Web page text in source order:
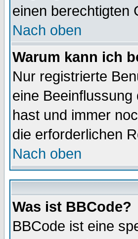
einen berechtigten
Nach oben
Warum kann ich
Nur registrierte
eine
hast und immer
die erforderlichen
Nach oben
Was ist BBCode?
BBCode ist eine